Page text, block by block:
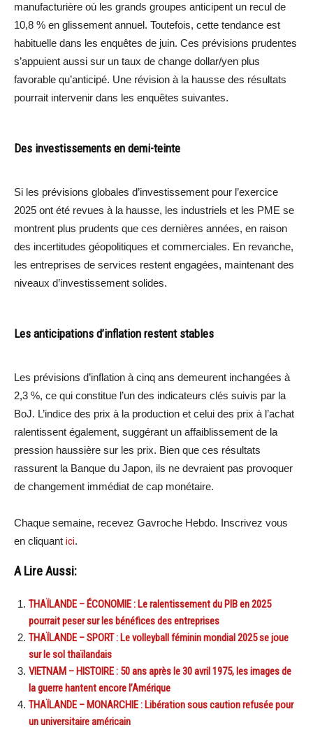
manufacturière où les grands groupes anticipent un recul de
10,8 % en glissement annuel. Toutefois, cette tendance est
habituelle dans les enquêtes de juin. Ces prévisions prudentes
s’appuient aussi sur un taux de change dollar/yen plus
favorable qu’anticipé. Une révision à la hausse des résultats
pourrait intervenir dans les enquêtes suivantes.
Des investissements en demi-teinte
Si les prévisions globales d’investissement pour l’exercice
2025 ont été revues à la hausse, les industriels et les PME se
montrent plus prudents que ces dernières années, en raison
des incertitudes géopolitiques et commerciales. En revanche,
les entreprises de services restent engagées, maintenant des
niveaux d’investissement solides.
Les anticipations d’inflation restent stables
Les prévisions d’inflation à cinq ans demeurent inchangées à
2,3 %, ce qui constitue l’un des indicateurs clés suivis par la
BoJ. L’indice des prix à la production et celui des prix à l’achat
ralentissent également, suggérant un affaiblissement de la
pression haussière sur les prix. Bien que ces résultats
rassurent la Banque du Japon, ils ne devraient pas provoquer
de changement immédiat de cap monétaire.
Chaque semaine, recevez Gavroche Hebdo. Inscrivez vous
en cliquant ici.
A Lire Aussi:
THAÏLANDE – ÉCONOMIE : Le ralentissement du PIB en 2025
pourrait peser sur les bénéfices des entreprises
THAÏLANDE – SPORT : Le volleyball féminin mondial 2025 se joue
sur le sol thaïlandais
VIETNAM – HISTOIRE : 50 ans après le 30 avril 1975, les images de
la guerre hantent encore l’Amérique
THAÏLANDE – MONARCHIE : Libération sous caution refusée pour
un universitaire américain